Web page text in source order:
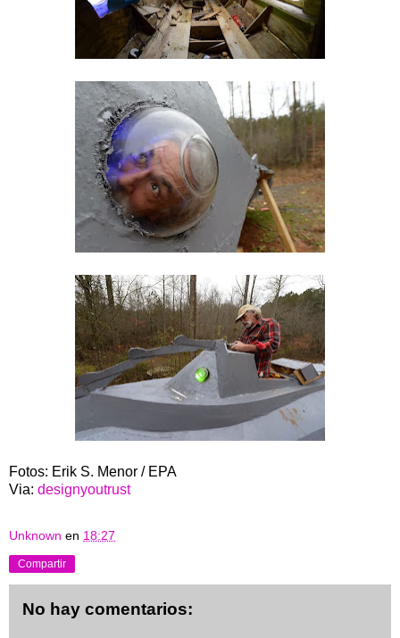
Fotos: Erik S. Menor / EPA
Via: designyoutrust
Unknown en 18:27
Compartir
No hay comentarios: